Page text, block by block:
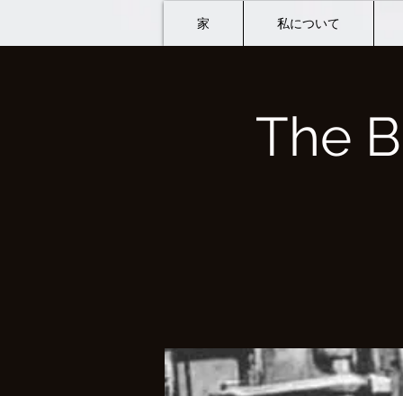
家 私について
The